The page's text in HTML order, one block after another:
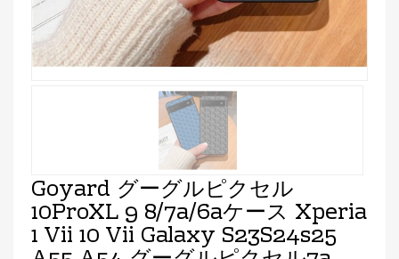
Goyard グーグルピクセル
10ProXL 9 8/7a/6aケース Xperia
1 Vii 10 Vii Galaxy S23S24s25